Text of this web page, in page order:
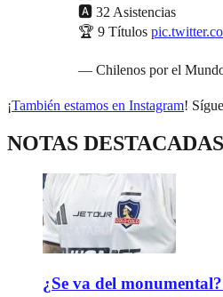
🅰️ 32 Asistencias
🏆 9 Títulos
— Chilenos por el
¡También estamos en Instagram!
NOTAS DESTACADAS
¿Se va del